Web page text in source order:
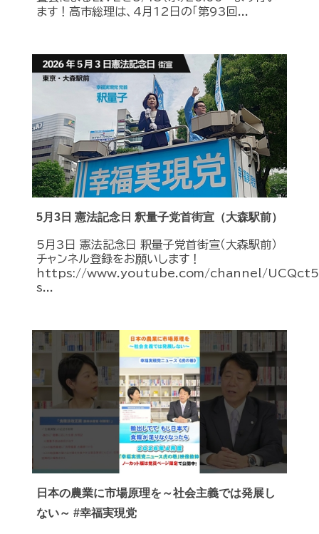
ます！高市総理は、4月12日の「第93回...
5月3日 憲法記念日 釈量子党首街宣（大森駅前）
5月3日 憲法記念日 釈量子党首街宣（大森駅前）
チャンネル登録をお願いします！
https://www.youtube.com/channel/
s...
日本の農業に市場原理を～社会主義では発展し
ない～ #幸福実現党